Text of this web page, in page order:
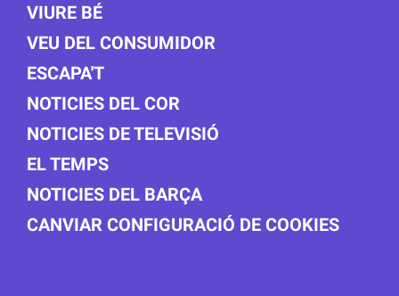
VIURE BÉ
VEU DEL CONSUMIDOR
ESCAPA'T
NOTICIES DEL COR
NOTICIES DE TELEVISIÓ
EL TEMPS
NOTICIES DEL BARÇA
CANVIAR CONFIGURACIÓ DE COOKIES